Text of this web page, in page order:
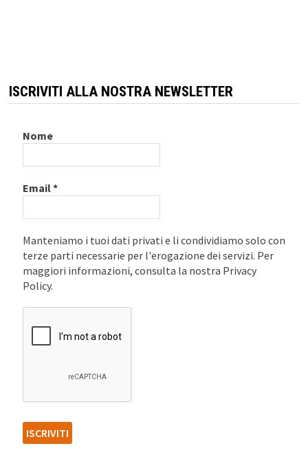
ISCRIVITI ALLA NOSTRA NEWSLETTER
Nome
Email*
Manteniamo i tuoi dati privati e li condividiamo solo con
terze parti necessarie per l'erogazione dei servizi. Per
maggiori informazioni, consulta la nostra Privacy
Policy.